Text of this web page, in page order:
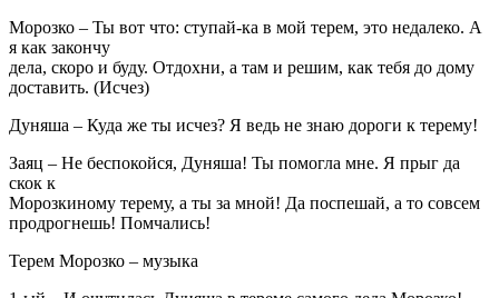
Морозко – Ты вот что: ступай-ка в мой терем, это недалеко. А
я как закончу
дела, скоро и буду. Отдохни, а там и решим, как тебя до дому
доставить. (Исчез)
Дуняша – Куда же ты исчез? Я ведь не знаю дороги к терему!
Заяц – Не беспокойся, Дуняша! Ты помогла мне. Я прыг да
скок к
Морозкиному терему, а ты за мной! Да поспешай, а то совсем
продрогнешь! Помчались!
Терем Морозко – музыка